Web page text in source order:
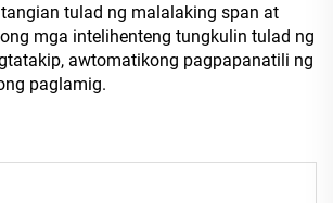
tulad ng malalaking span at
mga intelihenteng tungkulin tulad ng
awtomatikong pagpapanatili ng
paglamig.